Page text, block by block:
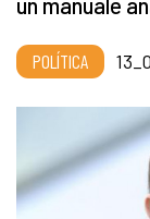
POLÍTICA